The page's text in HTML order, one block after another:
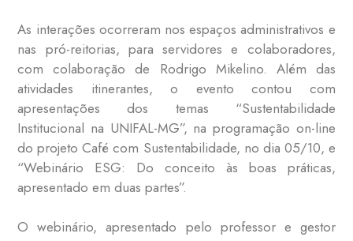
As interações ocorreram nos espaços administrativos e
nas pró-reitorias, para servidores e colaboradores,
com colaboração de Rodrigo Mikelino. Além das
atividades itinerantes, o evento contou com
apresentações dos temas “Sustentabilidade
Institucional na UNIFAL-MG”, na programação on-line
do projeto Café com Sustentabilidade, no dia 05/10, e
“Webinário ESG: Do conceito às boas práticas,
apresentado em duas partes”.
O webinário, apresentado pelo professor e gestor